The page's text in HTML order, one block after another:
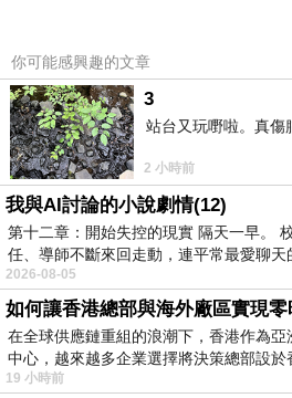
瘦瘦問過為什麼會想找他們
樂熊，我的心裡從來沒有第
或許是因為同世代的臭宅味
他們在音樂路上走得如此認
並不只是找熱門作品來
感受得到滿滿的愛。
你可能感興趣的文章
3
站台又玩嘢啦。真傷
2 小時前
我與AI討論的小說劇情(12)
第十二章：開始失控的現實 隔天一早。
任、導師不斷來回走動，連平常最愛聊天
2026-08-05
如何讓香港總部與海外廠區實現
在全球供應鏈重組的浪潮下，香港作為
中心，越來越多企業選擇將決策總部設
19 小時前